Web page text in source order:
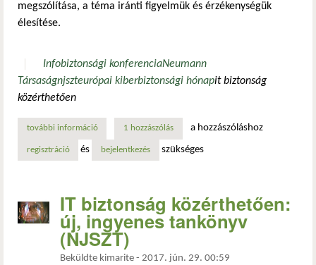
megszólítása, a téma iránti figyelmük és érzékenységük
élesítése.
Infobiztonsági konferenciaNeumann
Társaságnjszteurópai kiberbiztonsági hónapit biztonság
közérthetően
további információnyílt titok: a titok nyitott - a hálózat csapdájában
1 hozzászólás a hozzászóláshoz
regisztráció és bejelentkezés szükséges
IT biztonság közérthetően:
új, ingyenes tankönyv
(NJSZT)
Beküldte kimarite - 2017. jún. 29. 00:59